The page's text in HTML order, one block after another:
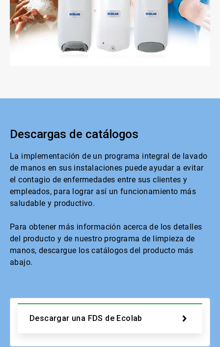
Descargas de catálogos
La implementación de un programa integral de lavado
de manos en sus instalaciones puede ayudar a evitar
el contagio de enfermedades entre sus clientes y
empleados, para lograr así un funcionamiento más
saludable y productivo.
Para obtener más información acerca de los detalles
del producto y de nuestro programa de limpieza de
manos, descargue los catálogos del producto más
abajo.
Descargar una FDS de Ecolab